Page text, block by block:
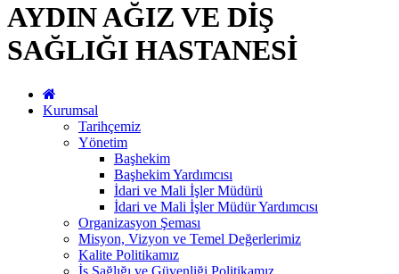
AYDIN AĞIZ VE DİŞ
SAĞLIĞI HASTANESİ
Kurumsal
Tarihçemiz
Yönetim
Başhekim
Başhekim Yardımcısı
İdari ve Mali İşler Müdürü
İdari ve Mali İşler Müdür Yardımcısı
Organizasyon Şeması
Misyon, Vizyon ve Temel Değerlerimiz
Kalite Politikamız
İş Sağlığı ve Güvenliği Politikamız